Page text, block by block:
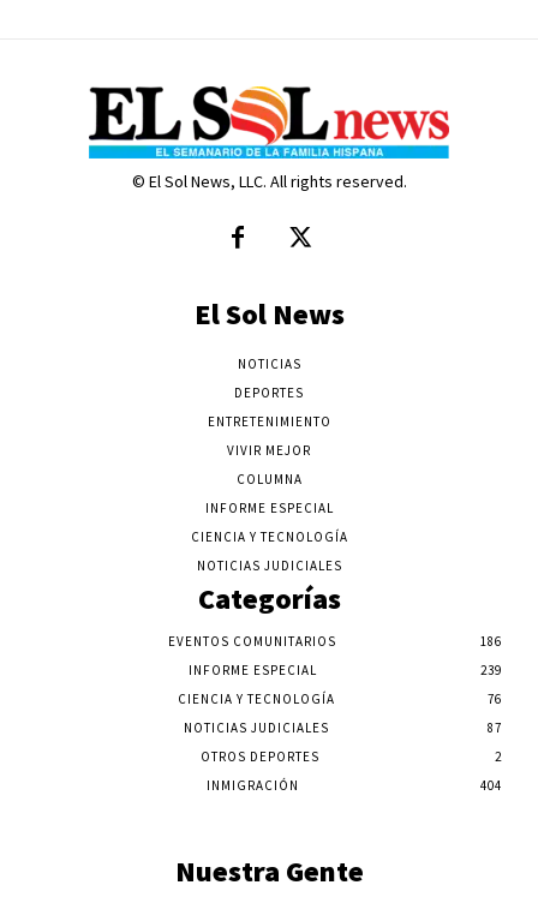
© El Sol News, LLC. All rights reserved.
El Sol News
NOTICIAS
DEPORTES
ENTRETENIMIENTO
VIVIR MEJOR
COLUMNA
INFORME ESPECIAL
CIENCIA Y TECNOLOGÍA
NOTICIAS JUDICIALES
Categorías
EVENTOS COMUNITARIOS
186
INFORME ESPECIAL
239
CIENCIA Y TECNOLOGÍA
76
NOTICIAS JUDICIALES
87
OTROS DEPORTES
2
INMIGRACIÓN
404
Nuestra Gente